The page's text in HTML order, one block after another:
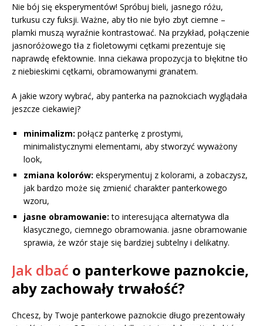
Nie bój się eksperymentów! Spróbuj bieli, jasnego różu,
turkusu czy fuksji. Ważne, aby tło nie było zbyt ciemne –
plamki muszą wyraźnie kontrastować. Na przykład, połączenie
jasnoróżowego tła z fioletowymi cętkami prezentuje się
naprawdę efektownie. Inna ciekawa propozycja to błękitne tło
z niebieskimi cętkami, obramowanymi granatem.
A jakie wzory wybrać, aby panterka na paznokciach wyglądała
jeszcze ciekawiej?
minimalizm: połącz panterkę z prostymi,
minimalistycznymi elementami, aby stworzyć wyważony
look,
zmiana kolorów: eksperymentuj z kolorami, a zobaczysz,
jak bardzo może się zmienić charakter panterkowego
wzoru,
jasne obramowanie: to interesująca alternatywa dla
klasycznego, ciemnego obramowania. jasne obramowanie
sprawia, że wzór staje się bardziej subtelny i delikatny.
Jak dbać o panterkowe paznokcie,
aby zachowały trwałość?
Chcesz, by Twoje panterkowe paznokcie długo prezentowały